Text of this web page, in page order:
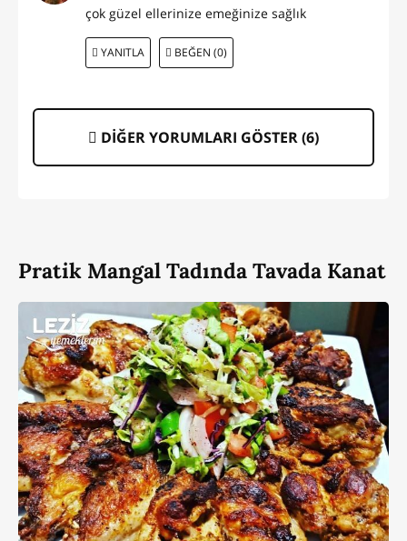
çok güzel ellerinize emeğinize sağlık
YANITLA BEĞEN (0)
DİĞER YORUMLARI GÖSTER (6)
Pratik Mangal Tadında Tavada Kanat